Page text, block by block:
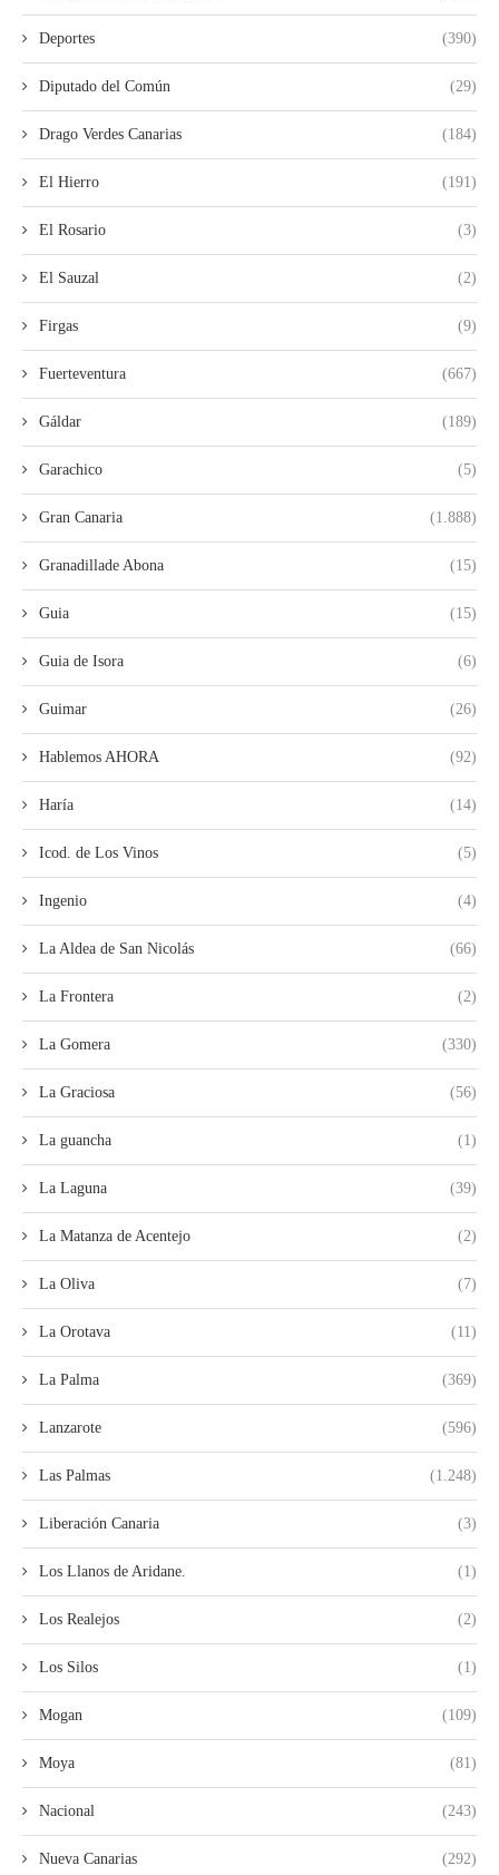
Deportes (390)
Diputado del Común (29)
Drago Verdes Canarias (184)
El Hierro (191)
El Rosario (3)
El Sauzal (2)
Firgas (9)
Fuerteventura (667)
Gáldar (189)
Garachico (5)
Gran Canaria (1.888)
Granadillade Abona (15)
Guia (15)
Guia de Isora (6)
Guimar (26)
Hablemos AHORA (92)
Haría (14)
Icod. de Los Vinos (5)
Ingenio (4)
La Aldea de San Nicolás (66)
La Frontera (2)
La Gomera (330)
La Graciosa (56)
La guancha (1)
La Laguna (39)
La Matanza de Acentejo (2)
La Oliva (7)
La Orotava (11)
La Palma (369)
Lanzarote (596)
Las Palmas (1.248)
Liberación Canaria (3)
Los Llanos de Aridane. (1)
Los Realejos (2)
Los Silos (1)
Mogan (109)
Moya (81)
Nacional (243)
Nueva Canarias (292)